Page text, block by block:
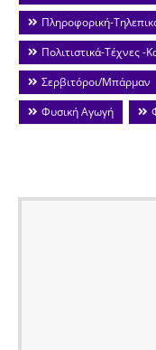
Πληροφορική-
Πολιτιστικά-Τέχνες -
Σερβιτόροι/Μπάρμαν
Φυσική Αγωγή